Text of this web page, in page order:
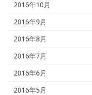
2016年10月
2016年9月
2016年8月
2016年7月
2016年6月
2016年5月